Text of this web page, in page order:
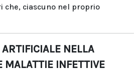
che, ciascuno nel proprio
NELLA
MALATTIE INFETTIVE